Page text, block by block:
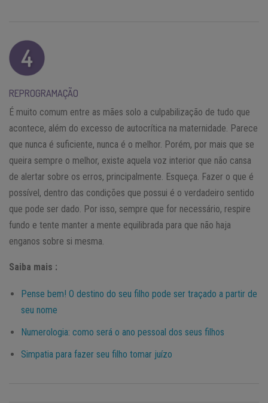
REPROGRAMAÇÃO
É muito comum entre as mães solo a culpabilização de tudo que
acontece, além do excesso de autocrítica na maternidade. Parece
que nunca é suficiente, nunca é o melhor. Porém, por mais que se
queira sempre o melhor, existe aquela voz interior que não cansa
de alertar sobre os erros, principalmente. Esqueça. Fazer o que é
possível, dentro das condições que possui é o verdadeiro sentido
que pode ser dado. Por isso, sempre que for necessário, respire
fundo e tente manter a mente equilibrada para que não haja
enganos sobre si mesma.
Saiba mais :
Pense bem! O destino do seu filho pode ser traçado a partir de
seu nome
Numerologia: como será o ano pessoal dos seus filhos
Simpatia para fazer seu filho tomar juízo